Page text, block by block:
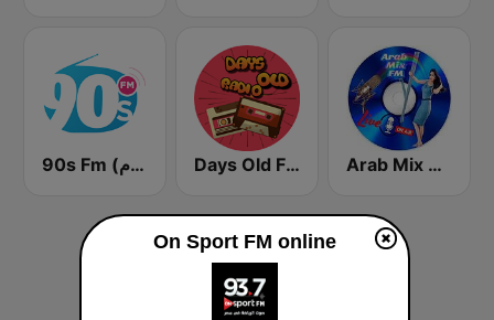
90s Fm (تسعينات اف ام) Days Old FM Arab Mix Drama
On Sport FM online